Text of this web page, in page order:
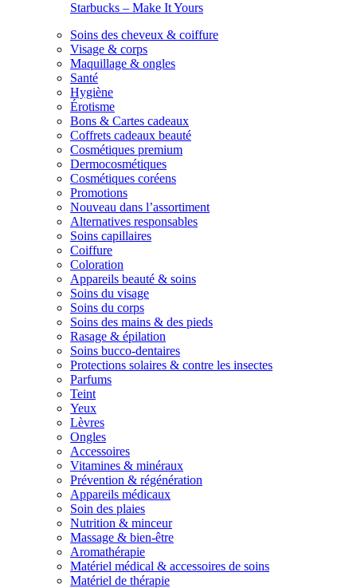
Starbucks – Make It Yours
Soins des cheveux & coiffure
Visage & corps
Maquillage & ongles
Santé
Hygiène
Érotisme
Bons & Cartes cadeaux
Coffrets cadeaux beauté
Cosmétiques premium
Dermocosmétiques
Cosmétiques coréens
Promotions
Nouveau dans l’assortiment
Alternatives responsables
Soins capillaires
Coiffure
Coloration
Appareils beauté & soins
Soins du visage
Soins du corps
Soins des mains & des pieds
Rasage & épilation
Soins bucco-dentaires
Protections solaires & contre les insectes
Parfums
Teint
Yeux
Lèvres
Ongles
Accessoires
Vitamines & minéraux
Prévention & régénération
Appareils médicaux
Soin des plaies
Nutrition & minceur
Massage & bien-être
Aromathérapie
Matériel médical & accessoires de soins
Matériel de thérapie